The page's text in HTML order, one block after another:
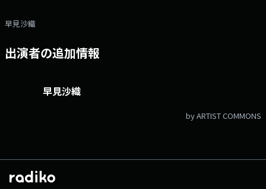
早見沙織
出演者の追加情報
早見沙織
by ARTIST COMMONS